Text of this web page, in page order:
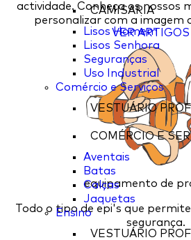
CAMISARIA
Lisos Homem
Lisos Senhora
Seguranças
Uso Industrial
Comércio e Serviços
VESTUÁRIO
COMÉRCIO E
Aventais
Batas
Calças
Jaquetas
Ensino
VESTUÁRIO
actividade. Conheça os nossos
personalizar com a imagem
VER ARTIGOS
equipamento de
Todo o tipo de epi's que
segurança.